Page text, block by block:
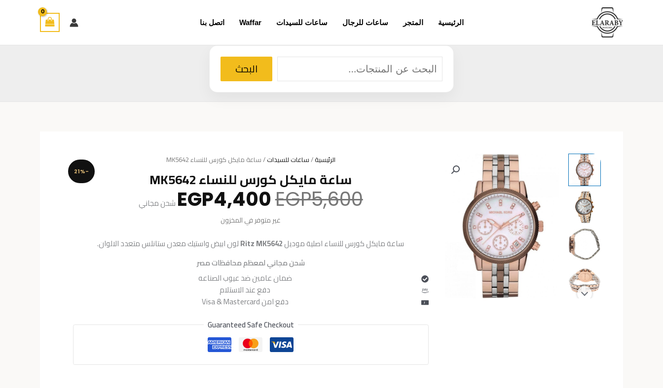
الرئيسية المتجر ساعات للرجال ساعات للسيدات Waffar اتصل بنا
البحث البحث
-21%
الرئيسية/ساعات للسيدات/ ساعة مايكل كورس للنساء MK5642
ساعة مايكل كورس للنساء MK5642
EGP5,600 السعر
الأصلي
هو:
EGP5,600.
EGP4,400 السعر
الحالي
EGP4,400.
شحن مجاني
غير متوفر في المخزون
ساعة مايكل كورس للنساء اصلية موديلRitz MK5642لون ابيض واستيك معدن ستانلس متعدد الالوان.
شحن مجاني لمعظم محافظات مصر
ضمان عامين ضد عيوب الصناعه
دفع عند الاستلام
دفع امن Visa & Mastercard
Guaranteed Safe Checkout